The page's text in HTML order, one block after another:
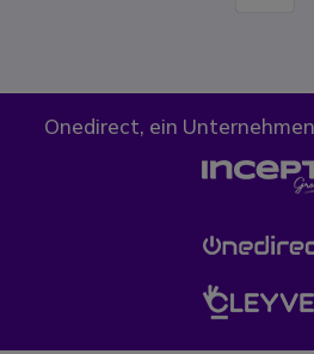
Onedirect, ein